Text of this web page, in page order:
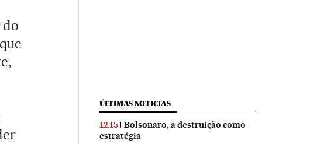
do
ÚLTIMAS NOTICIAS
12:15
Bolsonaro, a destruição como
estratégia